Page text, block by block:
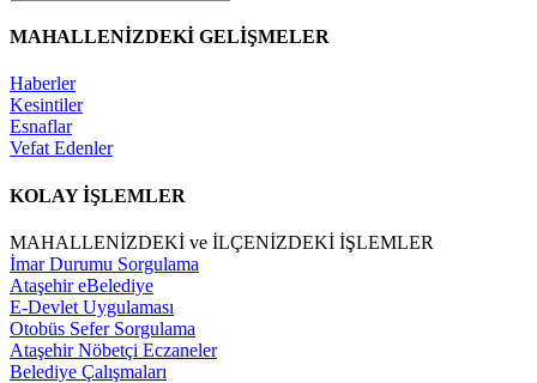
MAHALLENİZDEKİ GELİŞMELER
Haberler
Kesintiler
Esnaflar
Vefat Edenler
KOLAY İŞLEMLER
MAHALLENİZDEKİ ve İLÇENİZDEKİ İŞLEMLER
İmar Durumu Sorgulama
Ataşehir eBelediye
E-Devlet Uygulaması
Otobüs Sefer Sorgulama
Ataşehir Nöbetçi Eczaneler
Belediye Çalışmaları